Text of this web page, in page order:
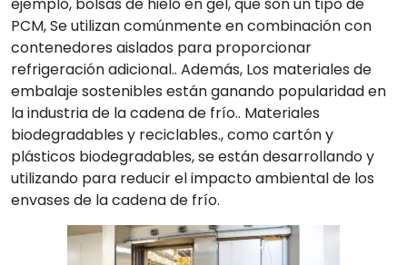
PCM, Se utilizan comúnmente en combinación con
contenedores aislados para proporcionar
refrigeración adicional.. Además, Los materiales de
embalaje sostenibles están ganando popularidad en
la industria de la cadena de frío.. Materiales
biodegradables y reciclables., como cartón y
plásticos biodegradables, se están desarrollando y
utilizando para reducir el impacto ambiental de los
envases de la cadena de frío.